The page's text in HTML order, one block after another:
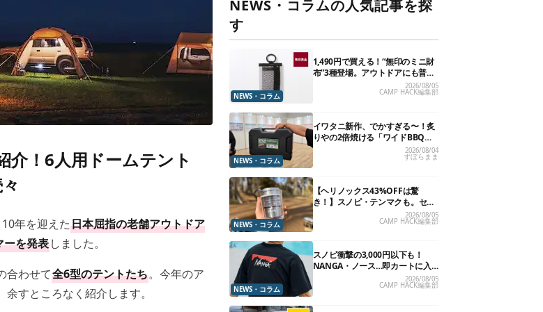
！6人用ドームテント
年を迎えた日本屈指の老舗アウトドア
ーを発表しました。
合わせて全6型のテントたち。今年のア
すところなく紹介します。
NEWS・コラムの人気記事を探
す
NEWS・コラム
1,490円で買える！“無印のミニ財
布”3種登場。アウトドアにも普段
2026/08/05
CAMP HACK編集部
NEWS・コラム
イワタニ新作、でかすぎる〜！炙
りやの2倍焼ける「ワイドBBQグ
リル」で“豪快焼肉”できるよ【再
販開始】
2026/08/04
ずぼらまま
NEWS・コラム
【ヘリノックス43%OFFは驚
き！】スノピ・テンマクも。セー
ル中の「見逃せないキャンプ道
具」12選
2026/08/05
CAMP HACK編集部
NEWS・コラム
スノピ衝撃の3,000円以下も！
NANGA・ノース…即カートに入
れたいアウトドアな「値下げ夏
2026/08/05
CAMP HACK編集部